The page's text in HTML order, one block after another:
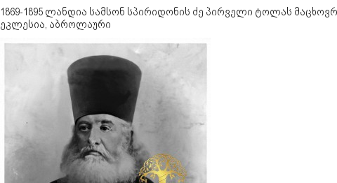
1869-1895 ლანდია სამსონ სპირიდონის ძე პირ­ვე­ლი ტო­ლას
ეკ­ლე­სია, აბროლაური